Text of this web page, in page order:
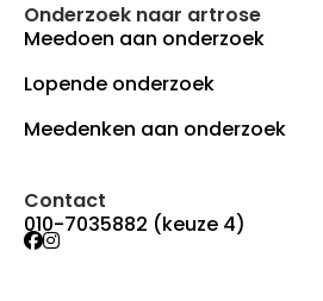
Onderzoek naar artrose
Meedoen aan onderzoek
Lopende onderzoek
Meedenken aan onderzoek
Contact
010-7035882 (keuze 4)